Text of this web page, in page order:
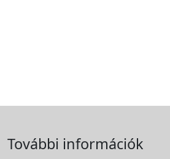
További információk